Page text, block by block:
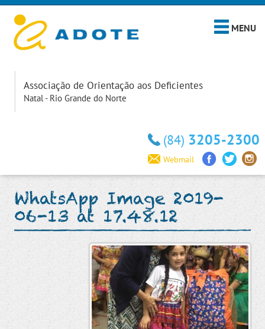
MENU
Associação de Orientação aos Deficientes
Natal - Rio Grande do Norte
(84) 3205-2300
Webmail
WhatsApp Image 2019-
06-13 at 17.48.12